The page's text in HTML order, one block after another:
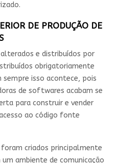
DE PRODUÇÃO DE
e distribuídos por
obrigatoriamente
isso acontece, pois
de softwares acabam se
para construir e vender
ao código fonte
criados principalmente
ambiente de comunicação